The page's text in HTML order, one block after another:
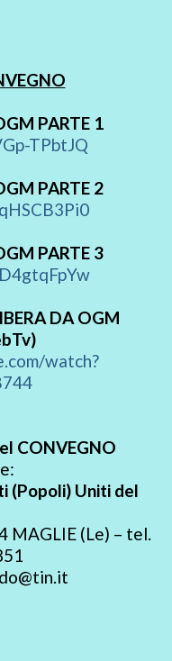
PARTE 1
TPbtJQ
PARTE 2
PARTE 3
DA OGM
watch?
CONVEGNO
(Popoli) Uniti del
MAGLIE (Le) – tel.